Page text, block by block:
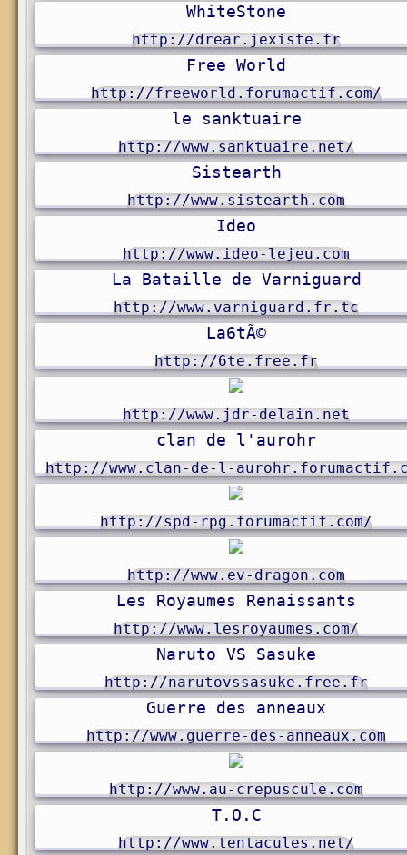
WhiteStone
http://drear.jexiste.fr
Free World
http://freeworld.forumactif.com/
le sanktuaire
http://www.sanktuaire.net/
Sistearth
http://www.sistearth.com
Ideo
http://www.ideo-lejeu.com
La Bataille de Varniguard
http://www.varniguard.fr.tc
La6tÃ©
http://6te.free.fr
http://www.jdr-delain.net
clan de l'aurohr
http://www.clan-de-l-
http://spd-rpg.forumactif.com/
http://www.ev-dragon.com
Les Royaumes Renaissants
http://www.lesroyaumes.com/
Naruto VS Sasuke
http://narutovssasuke.free.fr
Guerre des anneaux
http://www.guerre-des-anneaux.com
http://www.au-crepuscule.com
T.O.C
http://www.tentacules.net/